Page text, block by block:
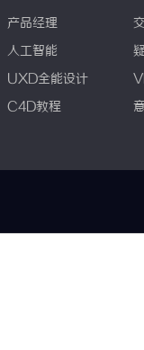
产品经理
人工智能
UXD全能设计
C4D教程